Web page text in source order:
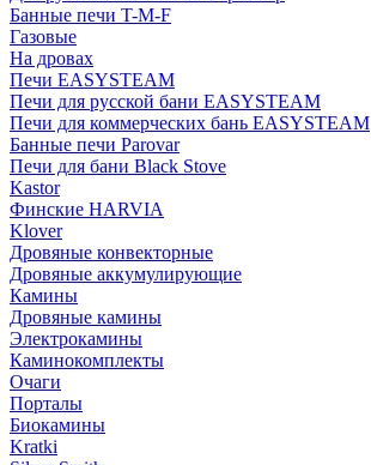
Банные печи T-M-F
Газовые
На дровах
Печи EASYSTEAM
Печи для русской бани EASYSTEAM
Печи для коммерческих бань EASYSTEAM
Банные печи Parovar
Печи для бани Black Stove
Kastor
Финские HARVIA
Klover
Дровяные конвекторные
Дровяные аккумулирующие
Камины
Дровяные камины
Электрокамины
Каминокомплекты
Очаги
Порталы
Биокамины
Kratki